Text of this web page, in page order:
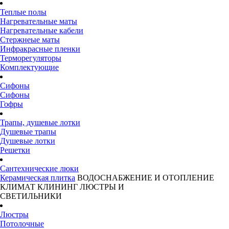
Теплые полы
Нагревательные маты
Нагревательные кабели
Стержнеые маты
Инфракрасные пленки
Терморегуляторы
Комплектующие
Сифоны
Сифоны
Гофры
Трапы, душевые лотки
Душевые трапы
Душевые лотки
Решетки
Сантехнические люки
Керамическая плитка ВОДОСНАБЖЕНИЕ И ОТОПЛЕНИЕ
КЛИМАТ КЛИНИНГ ЛЮСТРЫ И
СВЕТИЛЬНИКИ
Люстры
Потолочные